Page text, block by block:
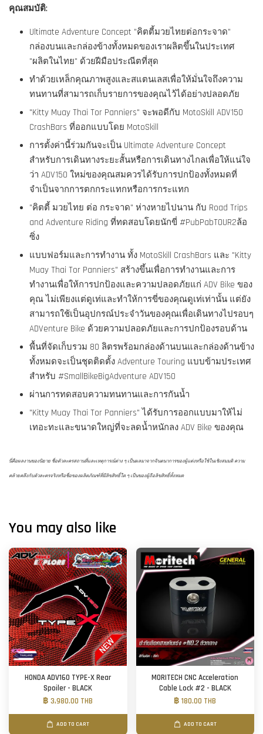
คุณสมบัติ:
Ultimate Adventure Concept "คิตตี้มวยไทยต่อกระจาด"
กล่องบนและกล่องข้างทั้งหมดของเราผลิตขึ้นในประเทศ
"ผลิตในไทย" ด้วยฝีมือประณีตที่สุด
ทำด้วยเหล็กคุณภาพสูงและสแตนเลสเพื่อให้มั่นใจถึงความ
ทนทานที่สามารถเก็บรายการของคุณไว้ได้อย่างปลอดภัย
"Kitty Muay Thai Tor Panniers" จะพอดีกับ MotoSkill ADV150
CrashBars ที่ออกแบบโดย MotoSkill
การตั้งค่านี้ร่วมกันจะเป็น Ultimate Adventure Concept
สำหรับการเดินทางระยะสั้นหรือการเดินทางไกลเพื่อให้แน่ใจ
ว่า ADV150 ใหม่ของคุณสมควรได้รับการปกป้องทั้งหมดที่
จำเป็นจากการตกกระแทกหรือการกระแทก
"คิตตี้ มวยไทย ต่อ กระจาด" ห่างหายไปนาน กับ Road Trips
and Adventure Riding ที่ทดสอบโดยนักขี่ #PubPabTOUR2ล้อ
ซิ่ง
แบบฟอร์มและการทำงาน ทั้ง MotoSkill CrashBars และ "Kitty
Muay Thai Tor Panniers" สร้างขึ้นเพื่อการทำงานและการ
ทำงานเพื่อให้การปกป้องและความปลอดภัยแก่ ADV Bike ของ
คุณ ไม่เพียงแต่ดูเท่และทำให้การขี่ของคุณดูเท่เท่านั้น แต่ยัง
สามารถใช้เป็นอุปกรณ์ประจำวันของคุณเพื่อเดินทางไปรอบๆ
ADVenture Bike ด้วยความปลอดภัยและการปกป้องรอบด้าน
พื้นที่จัดเก็บรวม 80 ลิตรพร้อมกล่องด้านบนและกล่องด้านข้าง
ทั้งหมดจะเป็นชุดติดตั้ง Adventure Touring แบบข้ามประเทศ
สำหรับ #SmallBikeBigAdventure ADV150
ผ่านการทดสอบความทนทานและการกันน้ำ
"Kitty Muay Thai Tor Panniers" ได้รับการออกแบบมาให้ไม่
เทอะทะและขนาดใหญ่ที่จะลดน้ำหนักลง ADV Bike ของคุณ
นี่คือผลงานของนิยาย ชื่อตัวละครสถานที่และเหตุการณ์ต่าง ๆ เป็นผลมาจากจินตนาการของผู้แต่งหรือใช้ในเชิงสมมติ ความ
คล้ายคลึงกับตัวละครจริงหรือชื่อของผลิตภัณฑ์ที่มีลิขสิทธิ์ใด ๆ เป็นของผู้ถือลิขสิทธิ์ทั้งหมด
You may also like
HONDA ADV160 TYPE-X Rear
Spoiler - BLACK
฿ 3,980.00 THB
ADD TO CART
MORITECH CNC Acceleration
Cable Lock #2 - BLACK
฿ 180.00 THB
ADD TO CART